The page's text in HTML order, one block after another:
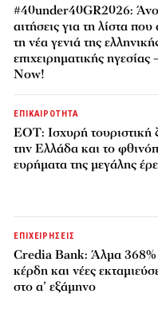
#40under40GR2026:
αιτήσεις για τη λίστα που
τη νέα γενιά της
επιχειρηματικής
Now!
ΕΠΙΚΑΙΡΟΤΗΤΑ
ΕΟΤ: Ισχυρή τουριστική
την Ελλάδα και το
ευρήματα της μεγάλης
ΕΠΙΧΕΙΡΗΣΕΙΣ
Credia Bank: Άλμα
κέρδη και νέες
στο α’ εξάμηνο